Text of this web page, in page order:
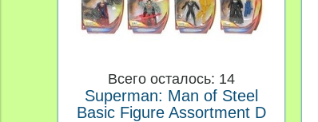
Всего осталось: 14
Superman: Man of Steel
Basic Figure Assortment D